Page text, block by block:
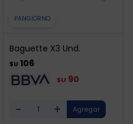
PANGIORNO
Baguette X3 Und.
$U 106
$U 90
- +